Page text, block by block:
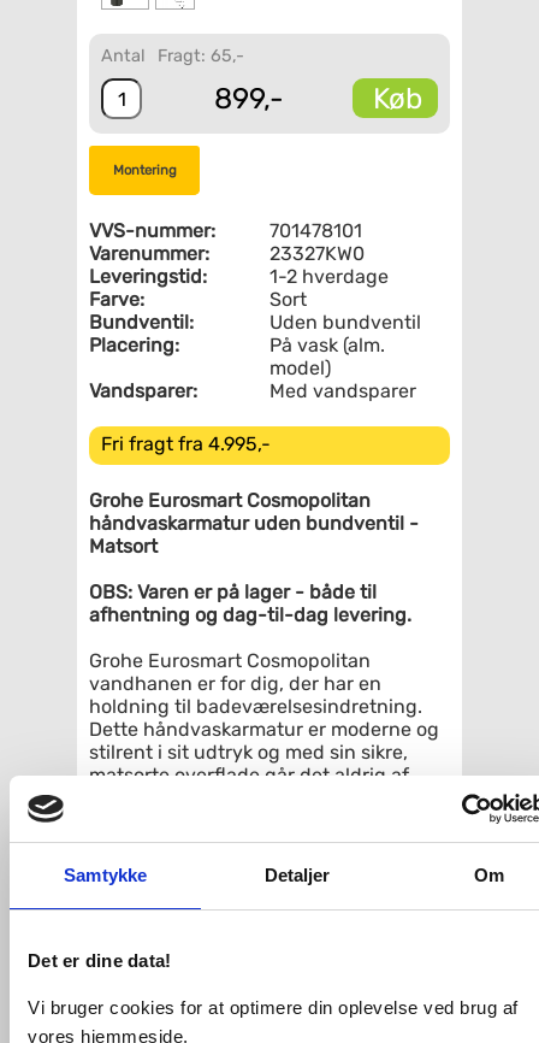
Samtykke Detaljer Om
Det er dine data!
Vi bruger cookies for at optimere din oplevelse ved brug af
vores hjemmeside.
Antal Fragt: 65,-
899,- Køb
Montering
VVS-nummer:
701478101
Varenummer:
23327KW0
Leveringstid:
1-2 hverdage
Farve:
Sort
Bundventil:
Uden bundventil
Placering:
På vask (alm.
model)
Vandsparer:
Med vandsparer
Fri fragt fra 4.995,-
Grohe Eurosmart Cosmopolitan
håndvaskarmatur uden bundventil -
Matsort
OBS: Varen er på lager - både til
afhentning og dag-til-dag levering.
Grohe Eurosmart Cosmopolitan
vandhanen er for dig, der har en
holdning til badeværelsesindretning.
Dette håndvaskarmatur er moderne og
stilrent i sit udtryk og med sin sikre,
matsorte overflade går det aldrig af
Det er ikke kun udseendet, der giver
mening her. Grohes håndvaskarmatur
har nemlig indbygget vandsparer, så
vandstrømmen begrænses til 5,7l/min,
nemt både vandstrøm og vandets
temperatur. Grebet glider nemt til den